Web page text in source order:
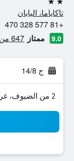
2 نجمتين
تاكاياما، اليابان
+81 577 328 470
9.0 ممتاز 647 من التقييمات تم التحقق منها
ج 14/8
2 من الضيوف، غرفة واحدة